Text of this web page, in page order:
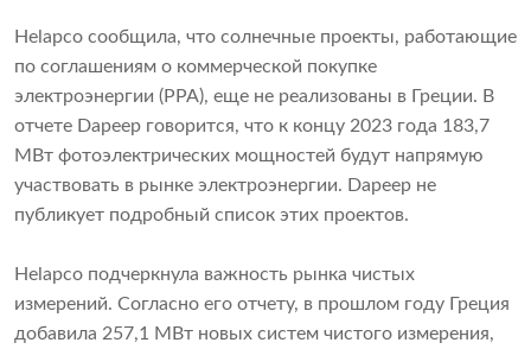
Helapco сообщила, что солнечные проекты, работающие
по соглашениям о коммерческой покупке
электроэнергии (PPA), еще не реализованы в Греции. В
отчете Dapeep говорится, что к концу 2023 года 183,7
МВт фотоэлектрических мощностей будут напрямую
участвовать в рынке электроэнергии. Dapeep не
публикует подробный список этих проектов.
Helapco подчеркнула важность рынка чистых
измерений. Согласно его отчету, в прошлом году Греция
добавила 257,1 МВт новых систем чистого измерения,